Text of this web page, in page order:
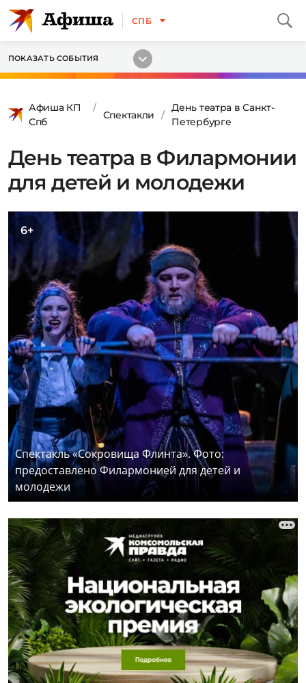
СПБ
ПОКАЗАТЬ СОБЫТИЯ
Афиша КП
Спб
Спектакли
День театра в Санкт-
Петербурге
День театра в Филармонии
для детей и молодежи
6+
Спектакль «Сокровища Флинта». Фото:
предоставлено Филармонией для детей и
молодежи